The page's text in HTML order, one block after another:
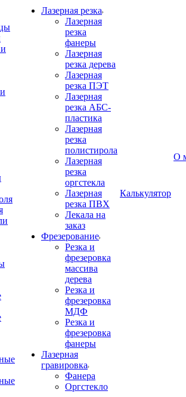
Лазерная резка
Лазерная
резка
фанеры
Лазерная
резка дерева
Лазерная
резка ПЭТ
Лазерная
резка АБС-
пластика
Лазерная
резка
полистирола
Лазерная
резка
оргстекла
Лазерная
резка ПВХ
Лекала на
заказ
Фрезерование
Резка и
фрезеровка
массива
дерева
Резка и
фрезеровка
МДФ
Резка и
фрезеровка
фанеры
Лазерная
гравировка
Фанера
Орг­стек­ло
Калькулятор
О